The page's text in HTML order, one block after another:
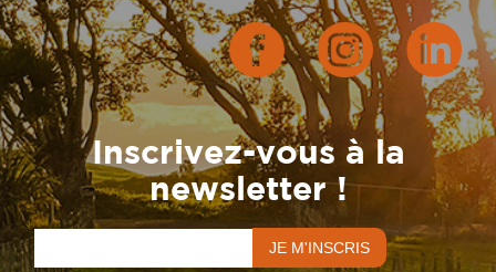
Inscrivez-vous à la
newsletter !